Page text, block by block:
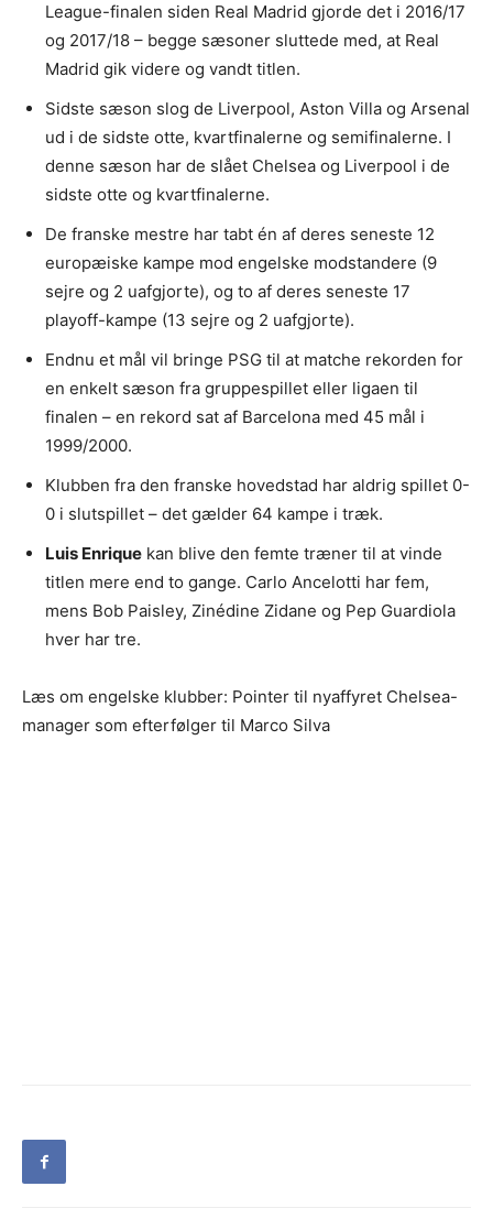
League-finalen siden Real Madrid gjorde det i 2016/17
og 2017/18 – begge sæsoner sluttede med, at Real
Madrid gik videre og vandt titlen.
Sidste sæson slog de Liverpool, Aston Villa og Arsenal
ud i de sidste otte, kvartfinalerne og semifinalerne. I
denne sæson har de slået Chelsea og Liverpool i de
sidste otte og kvartfinalerne.
De franske mestre har tabt én af deres seneste 12
europæiske kampe mod engelske modstandere (9
sejre og 2 uafgjorte), og to af deres seneste 17
playoff-kampe (13 sejre og 2 uafgjorte).
Endnu et mål vil bringe PSG til at matche rekorden for
en enkelt sæson fra gruppespillet eller ligaen til
finalen – en rekord sat af Barcelona med 45 mål i
1999/2000.
Klubben fra den franske hovedstad har aldrig spillet 0-
0 i slutspillet – det gælder 64 kampe i træk.
Luis Enrique kan blive den femte træner til at vinde
titlen mere end to gange. Carlo Ancelotti har fem,
mens Bob Paisley, Zinédine Zidane og Pep Guardiola
hver har tre.
Læs om engelske klubber: Pointer til nyaffyret Chelsea-
manager som efterfølger til Marco Silva